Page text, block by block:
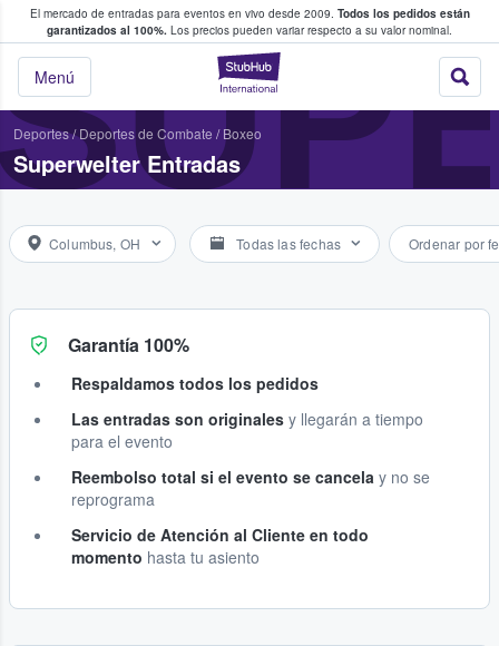
El mercado de entradas para eventos en vivo desde 2009. Todos los pedidos están
garantizados al 100%. Los precios pueden variar respecto a su valor nominal.
StubHub:
Menú
y venta de entradas entre fans
Deportes/ Deportes de Combate / Boxeo
Superwelter Entradas
Columbus, OH Todas las fechas Ordenar por
Garantía 100%
Respaldamos todos los pedidos
Las entradas son originales y llegarán a tiempo
para el evento
Reembolso total si el evento se cancela y no se
reprograma
Servicio de Atención al Cliente en todo
momento hasta tu asiento